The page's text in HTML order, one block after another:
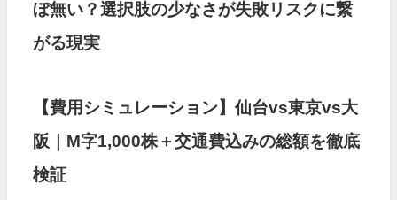
ぼ無い？選択肢の少なさが失敗リスクに繋
がる現実
【費用シミュレーション】仙台vs東京vs大
阪｜M字1,000株＋交通費込みの総額を徹底
検証